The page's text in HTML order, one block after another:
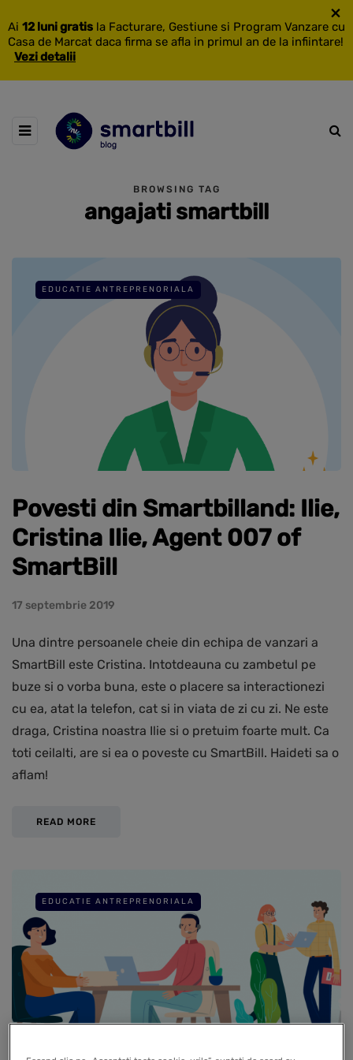
Ai 12 luni gratis la Facturare, Gestiune si Program Vanzare cu
Casa de Marcat daca firma se afla in primul an de la infiintare!
Vezi detalii
×
BROWSING TAG
angajati smartbill
EDUCATIE ANTREPRENORIALA
Povesti din Smartbilland: Ilie,
Cristina Ilie, Agent 007 of
SmartBill
17 septembrie 2019
Una dintre persoanele cheie din echipa de vanzari a
SmartBill este Cristina. Intotdeauna cu zambetul pe
buze si o vorba buna, este o placere sa interactionezi
cu ea, atat la telefon, cat si in viata de zi cu zi. Ne este
draga, Cristina noastra Ilie si o pretuim foarte mult. Ca
toti ceilalti, are si ea o poveste cu SmartBill. Haideti sa o
aflam!
READ MORE
EDUCATIE ANTREPRENORIALA